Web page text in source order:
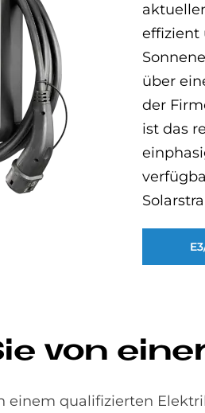
effizient
über
der
ist das
von
einem qualifizierten